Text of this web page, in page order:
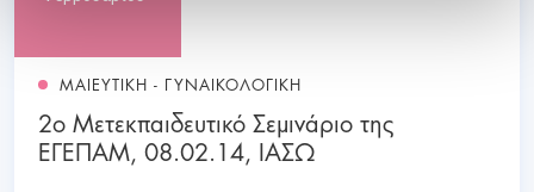
ΜΑΙΕΥΤΙΚΗ - ΓΥΝΑΙΚΟΛΟΓΙΚΗ
2ο Μετεκπαιδευτικό Σεμινάριο της
ΕΓΕΠΑΜ, 08.02.14, ΙΑΣΩ